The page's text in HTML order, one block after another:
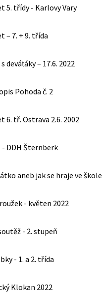
5. třídy - Karlovy Vary
– 7. + 9. třída
deváťáky – 17.6. 2022
Pohoda č. 2
6. tř. Ostrava 2.6. 2002
- DDH Šternberk
aneb jak se hraje ve škole
- květen 2022
- 2. stupeň
- 1. a 2. třída
Klokan 2022